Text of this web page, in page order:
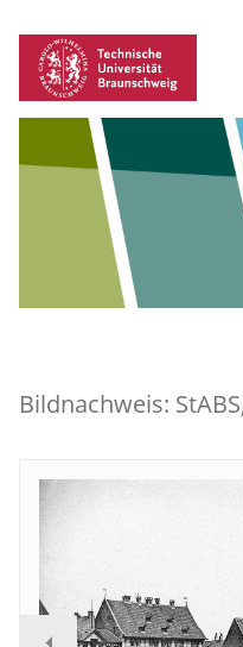
Bildnachweis: